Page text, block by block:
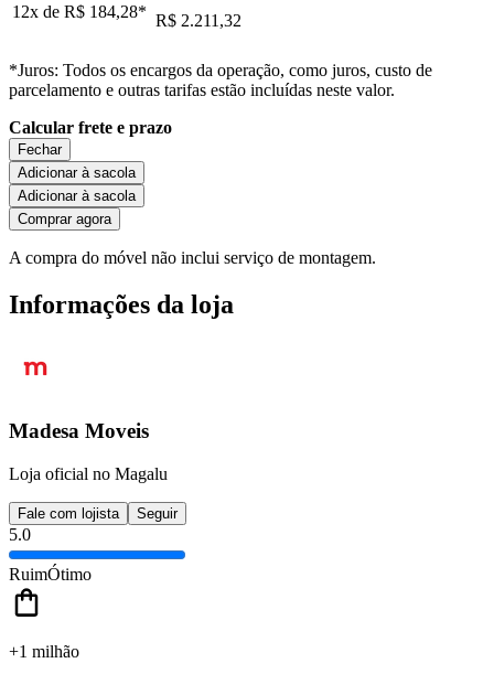
12x de R$ 184,28* R$ 2.211,32
*Juros: Todos os encargos da operação, como juros, custo de
parcelamento e outras tarifas estão incluídas neste valor.
Calcular frete e prazo
Fechar
Adicionar à sacola
Adicionar à sacola
Comprar agora
A compra do móvel não inclui serviço de montagem.
Informações da loja
Madesa Moveis
Loja oficial no Magalu
Fale com lojista Seguir
5.0
RuimÓtimo
+1 milhão